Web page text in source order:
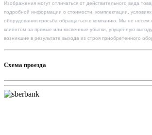
Изображения могут отличаться от действительного вида
подробной информации о стоимости, комплектации, условиях
оборудования просьба обращаться в компанию. Мы не несем
клиентом за прямые или косвенные убытки, упущенную
возникшие в результате выхода из строя приобретенного
Схема проезда